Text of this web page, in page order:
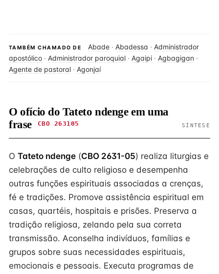
TAMBÉM CHAMADO DE Abade · Abadessa · Administrador
apostólico · Administrador paroquial · Agaipi · Agbagigan ·
Agente de pastoral · Agonjaí
O ofício do Tateto ndenge em uma
frase
CBO 263105 SÍNTESE
O Tateto ndenge (CBO 2631-05) realiza liturgias e
celebrações de culto religioso e desempenha
outras funções espirituais associadas a crenças,
fé e tradições. Promove assistência espiritual em
casas, quartéis, hospitais e prisões. Preserva a
tradição religiosa, zelando pela sua correta
transmissão. Aconselha indivíduos, famílias e
grupos sobre suas necessidades espirituais,
emocionais e pessoais. Executa programas de